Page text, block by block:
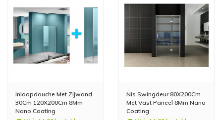
Inloopdouche Met Zijwand
30Cm 120X200Cm 8Mm
Nano Coating
Nis Swingdeur 80X200Cm
Met Vast Paneel 8Mm Nano
Coating